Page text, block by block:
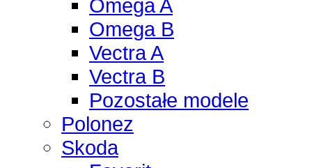
Omega A
Omega B
Vectra A
Vectra B
Pozostałe modele
Polonez
Skoda